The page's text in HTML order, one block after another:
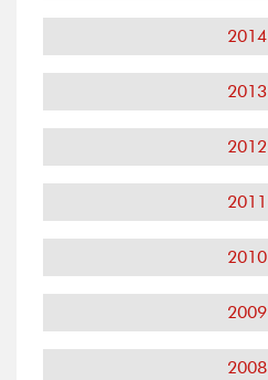
2014
2013
2012
2011
2010
2009
2008